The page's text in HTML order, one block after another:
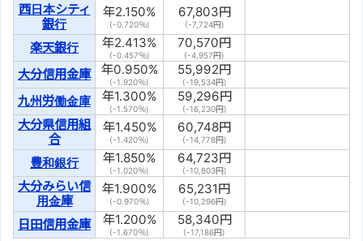
西日本シティ
銀行
年2.150%
(-0.720％)
67,803円
(-7,724円)
楽天銀行 年2.413%
(-0.457％)
70,570円
(-4,957 円)
大分信用金庫 年0.950%
(-1.920％)
55,992円
(-19,534円)
九州労働金庫 年1.300%
(-1.570％)
59,296円
(-16,230円)
大分県信用組
合
年1.450%
(-1.420％)
60,748円
(-14,778円)
豊和銀行 年1.850%
(-1.020％)
64,723円
(-10,803円)
大分みらい信
用金庫
年1.900%
(-0.970％)
65,231円
(-10,296円)
日田信用金庫 年1.200%
(-1.670％)
58,340円
(-17,186円)